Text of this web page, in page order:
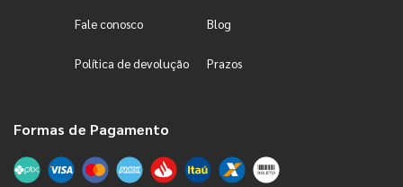
Fale conosco Blog
Política de devolução Prazos
Formas de Pagamento